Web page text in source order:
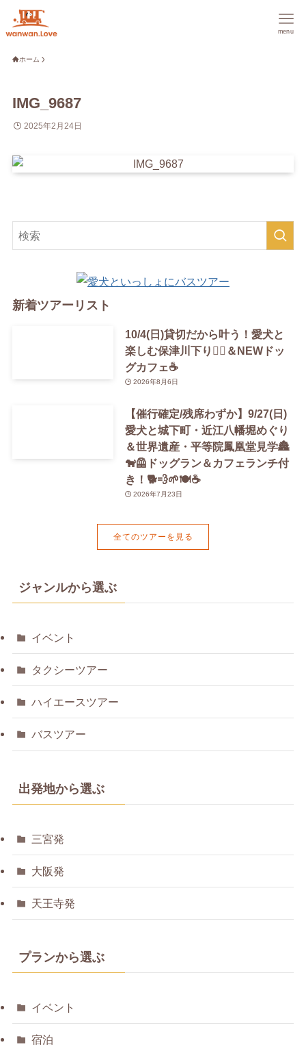
menu
ホーム
IMG_9687
2025年2月24日
新着ツアーリスト
10/4(日)貸切だから叶う！愛犬と
楽しむ保津川下り🚣‍♀️＆NEWドッ
グカフェ☕️
2026年8月6日
【催行確定/残席わずか】9/27(日)
愛犬と城下町・近江八幡堀めぐり
＆世界遺産・平等院鳳凰堂見学🏯
🐕‍🦺ドッグラン＆カフェランチ付
き！🐕💨🌱🍽️☕️
2026年7月23日
全てのツアーを見る
ジャンルから選ぶ
イベント
タクシーツアー
ハイエースツアー
バスツアー
出発地から選ぶ
三宮発
大阪発
天王寺発
プランから選ぶ
イベント
宿泊